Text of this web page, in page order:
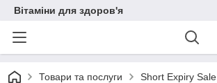
Вітаміни для здоров'я
Товари та послуги Short Expiry Sale